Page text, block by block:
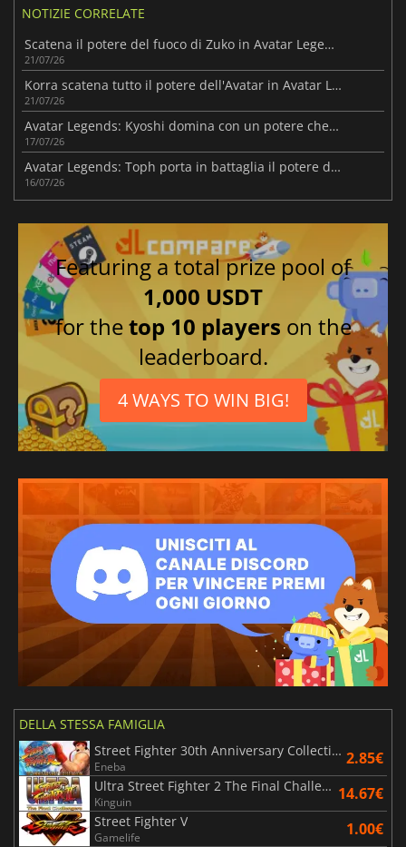
NOTIZIE CORRELATE
Scatena il potere del fuoco di Zuko in Avatar Legends: The Fighting Game
21/07/26
Korra scatena tutto il potere dell'Avatar in Avatar Legends
21/07/26
Avatar Legends: Kyoshi domina con un potere che fa tremare la terra
17/07/26
Avatar Legends: Toph porta in battaglia il potere della manipolazione della terra
16/07/26
Featuring a total prize pool of
1,000 USDT
for thetop 10 players on the
leaderboard.
4 WAYS TO WIN BIG!
DELLA STESSA FAMIGLIA
Street Fighter 30th Anniversary Collection
Eneba 2.85€
Ultra Street Fighter 2 The Final Challengers
Kinguin 14.67€
Street Fighter V
Gamelife 1.00€